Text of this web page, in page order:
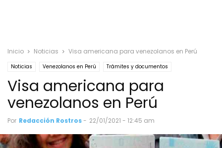
Inicio Noticias Visa americana para venezolanos en Perú
Noticias Venezolanos en Perú Trámites y documentos
Visa americana para
venezolanos en Perú
Por Redacción Rostros- 22/01/2021 - 12:45 am